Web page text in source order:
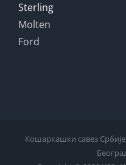
Sterling
Molten
Ford
Кошаркашки савез